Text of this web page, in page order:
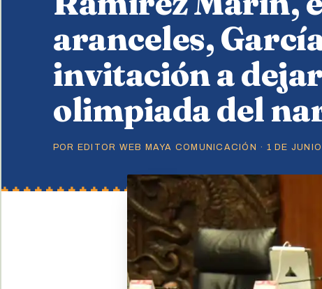
aranceles,
invitación a
olimpiada del
POR EDITOR WEB MAYA COMUNICACIÓN · 1 DE